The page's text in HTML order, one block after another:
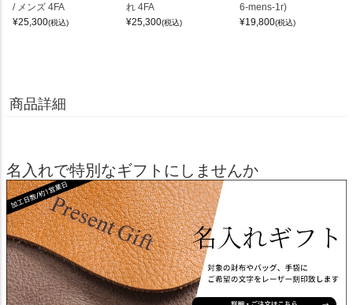
/ メンズ 4FA
¥25,300(税込)
れ 4FA
¥25,300(税込)
6-mens-1r)
¥19,800(税込)
商品詳細
名入れで特別なギフトにしませんか